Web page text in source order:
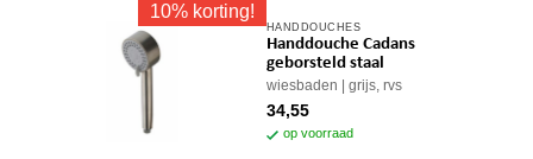
10% korting!
HANDDOUCHES
Handdouche Cadans
geborsteld staal
wiesbaden grijs, rvs
34,55
op voorraad